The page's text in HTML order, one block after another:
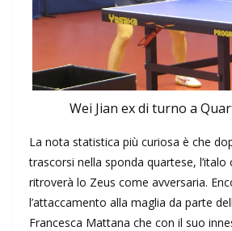
Wei Jian ex di turno a
La nota statistica più curiosa è che
trascorsi nella sponda quartese, l’italo
ritroverà lo Zeus come avversaria.
l’attaccamento alla maglia da parte
Francesca Mattana che con il suo